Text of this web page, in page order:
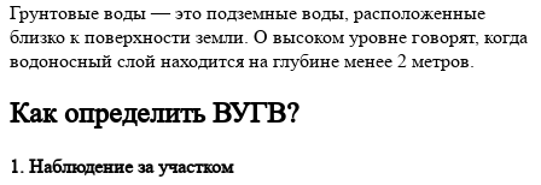
Грунтовые воды — это подземные воды, расположенные
близко к поверхности земли. О высоком уровне говорят, когда
водоносный слой находится на глубине менее 2 метров.
Как определить ВУГВ?
1. Наблюдение за участком